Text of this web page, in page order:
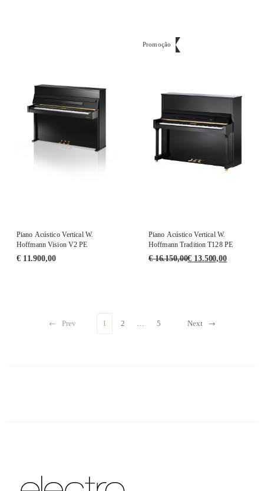
Piano Acústico Vertical W.
Hoffmann Vision V2 PE
€11.900,00
Promoção
Piano Acústico Vertical W.
Hoffmann Tradition T128 PE
€16.150,00€ 13.500,00
Prev 1 2 … 5 Next